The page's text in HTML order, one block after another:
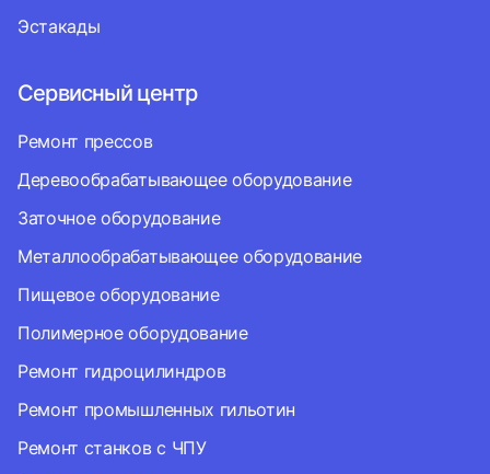
Эстакады
Сервисный центр
Ремонт прессов
Деревообрабатывающее оборудование
Заточное оборудование
Металлообрабатывающее оборудование
Пищевое оборудование
Полимерное оборудование
Ремонт гидроцилиндров
Ремонт промышленных гильотин
Ремонт станков с ЧПУ